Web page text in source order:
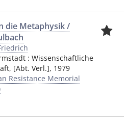
die Metaphysik /
: Wissenschaftliche
[Abt. Verl.], 1979
Resistance Memorial